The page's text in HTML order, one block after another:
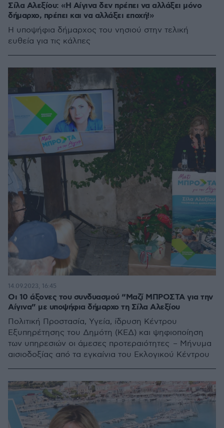
Σίλα Αλεξίου: «Η Αίγινα δεν πρέπει να αλλάξει μόνο
δήμαρχο, πρέπει και να αλλάξει εποχή!»
Η υποψήφια δήμαρχος του νησιού στην τελική
ευθεία για τις κάλπες
Οι 10 άξονες του συνδυασμού “Μαζί ΜΠΡΟΣΤΑ για την
Αίγινα” με υποψήφια δήμαρχο τη Σίλα Αλεξίου
Πολιτική Προστασία, Υγεία, ίδρυση Κέντρου
Εξυπηρέτησης του Δημότη (ΚΕΔ) και ψηφιοποίηση
των υπηρεσιών οι άμεσες προτεραιότητες – Μήνυμα
αισιοδοξίας από τα εγκαίνια του Εκλογικού Κέντρου
14.09.2023, 16:45